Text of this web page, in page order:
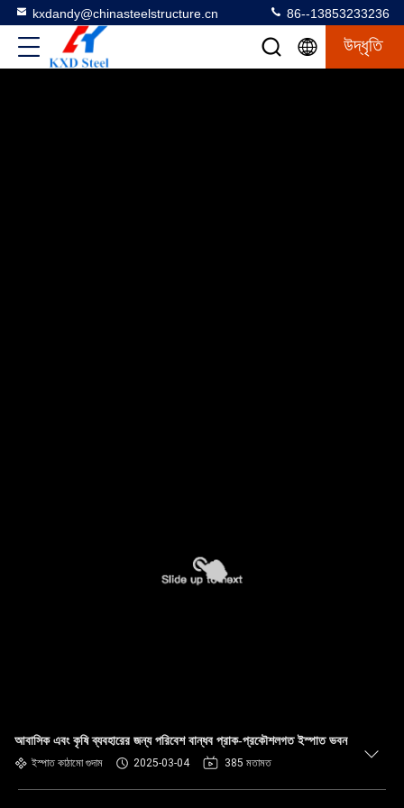
kxdandy@chinasteelstructure.cn 86--13853233236
উদ্ধৃতি
আবাসিক এবং কৃষি ব্যবহারের জন্য পরিবেশ বান্ধব প্রাক-প্রকৌশলগত ইস্পাত ভবন
ইস্পাত কাঠামো গুদাম 2025-03-04 385 মতামত